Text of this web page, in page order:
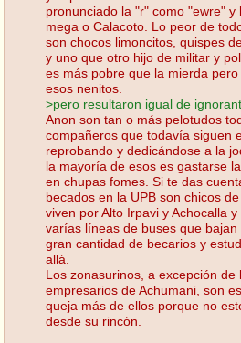
pronunciado la "r" como "ewre" y
mega o Calacoto. Lo peor de
son chocos limoncitos, quispes
y uno que otro hijo de militar y
es más pobre que la mierda
esos nenitos.
>pero resultaron igual de
Anon son tan o más pelotudos
compañeros que todavía siguen
reprobando y dedicándose a la
la mayoría de esos es gastarse
en chupas fomes. Si te das
becados en la UPB son chicos
viven por Alto Irpavi y Achocalla
varías líneas de buses que bajan
gran cantidad de becarios y
allá.
Los zonasurinos, a excepción
empresarios de Achumani, son
queja más de ellos porque no
desde su rincón.